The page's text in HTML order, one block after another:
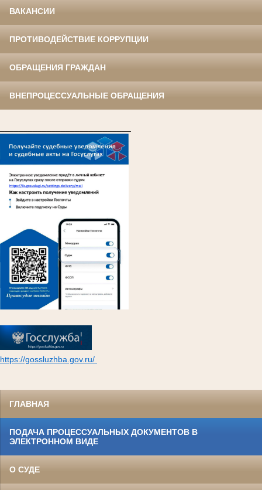
ВАКАНСИИ
ПРОТИВОДЕЙСТВИЕ КОРРУПЦИИ
ОБРАЩЕНИЯ ГРАЖДАН
ВНЕПРОЦЕССУАЛЬНЫЕ ОБРАЩЕНИЯ
https://gossluzhba.gov.ru/
ГЛАВНАЯ
ПОДАЧА ПРОЦЕССУАЛЬНЫХ ДОКУМЕНТОВ В
ЭЛЕКТРОННОМ ВИДЕ
О СУДЕ